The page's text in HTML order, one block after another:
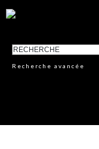
Recherche avancée